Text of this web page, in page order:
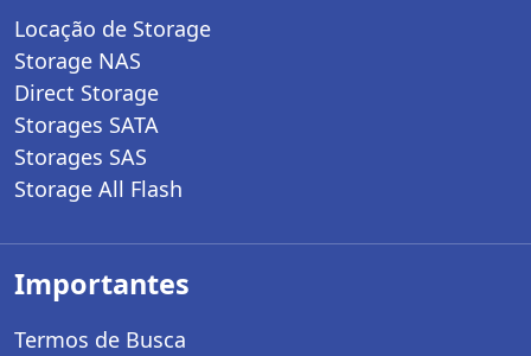
Locação de Storage
Storage NAS
Direct Storage
Storages SATA
Storages SAS
Storage All Flash
Importantes
Termos de Busca